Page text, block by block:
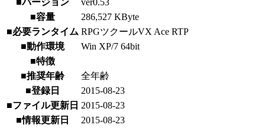
■バージョン
ver0.53
■容量
286,527 KByte
■必要ランタイム RPGツクールVX Ace RTP
■動作環境
Win XP/7 64bit
■特徴
■推奨年齢
全年齢
■登録日
2015-08-23
■ファイル更新日 2015-08-23
■情報更新日
2015-08-23